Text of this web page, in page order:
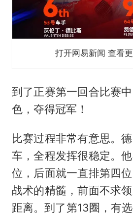
打开网易新闻 查看
到了正赛第一回合比赛
色，夺得冠军！
比赛过程非常有意思。
车，全程发挥很稳定。
位，后面就一直排第四
战术的精髓，前面不求
距离。到了第13圈，有